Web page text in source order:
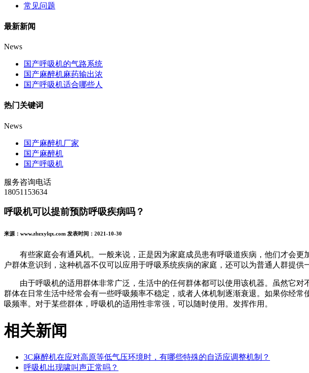
常见问题
最新新闻
News
国产呼吸机的气路系统
国产麻醉机麻药输出浓
国产呼吸机适合哪些人
热门关键词
News
国产麻醉机厂家
国产麻醉机
国产呼吸机
服务咨询电话
18051153634
呼吸机可以提前预防呼吸疾病吗？
来源：www.zbzxylqx.com 发表时间：2021-10-30
有些家庭会有通风机。一般来说，正是因为家庭成员患有呼吸道疾病，他们才会
户群体意识到，这种机器不仅可以应用于呼吸系统疾病的家庭，还可以为普通人群提
由于呼吸机的适用群体非常广泛，生活中的任何群体都可以使用该机器。虽然它
群体在日常生活中经常会有一些呼吸频率不稳定，或者人体机制逐渐衰退。如果你经
吸频率。对于某些群体，呼吸机的适用性非常强，可以随时使用。发挥作用。
相关新闻
3C麻醉机在应对高原等低气压环境时，有哪些特殊的自适应调整机制？
呼吸机出现啸叫声正常吗？